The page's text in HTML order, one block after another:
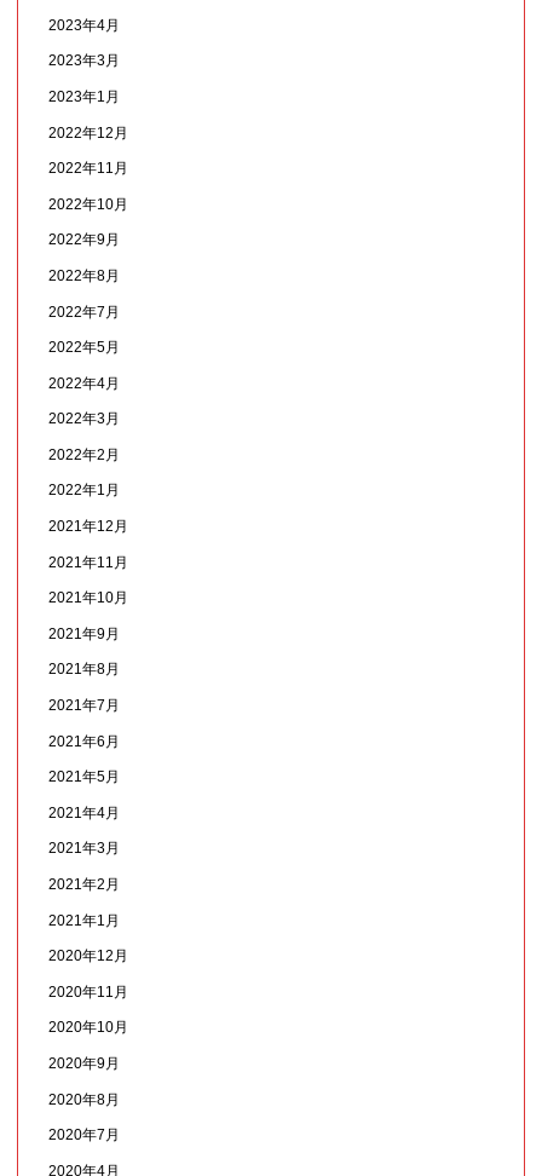
2023年4月
2023年3月
2023年1月
2022年12月
2022年11月
2022年10月
2022年9月
2022年8月
2022年7月
2022年5月
2022年4月
2022年3月
2022年2月
2022年1月
2021年12月
2021年11月
2021年10月
2021年9月
2021年8月
2021年7月
2021年6月
2021年5月
2021年4月
2021年3月
2021年2月
2021年1月
2020年12月
2020年11月
2020年10月
2020年9月
2020年8月
2020年7月
2020年4月